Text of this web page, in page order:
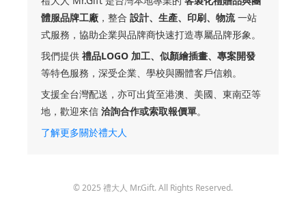
體服品牌工廠 ，整合 設計、生產、印刷、物流一站
式服務，協助企業與品牌商快速打造專屬品牌形象。
我們提供 禮品LOGO 加工、似顏繪插畫、專案開發
等特色服務，深受企業、學校與團體客戶信賴。
支援全台灣配送，亦可出貨至港澳、美國、東南亞等
地，歡迎來信 洽詢合作或索取報價單。
了解更多關於禮大人
© 2025 禮大人 Mr.Gift. All Rights Reserved.